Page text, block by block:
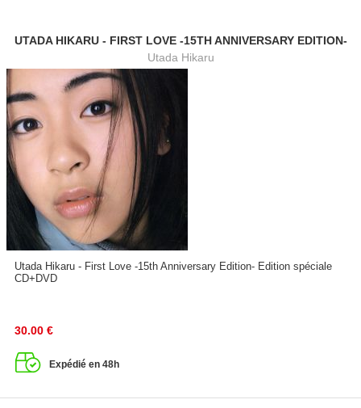
UTADA HIKARU - FIRST LOVE -15TH ANNIVERSARY EDITION-
Utada Hikaru
Utada Hikaru - First Love -15th Anniversary Edition- Edition spéciale
CD+DVD
30.00 €
Expédié en 48h